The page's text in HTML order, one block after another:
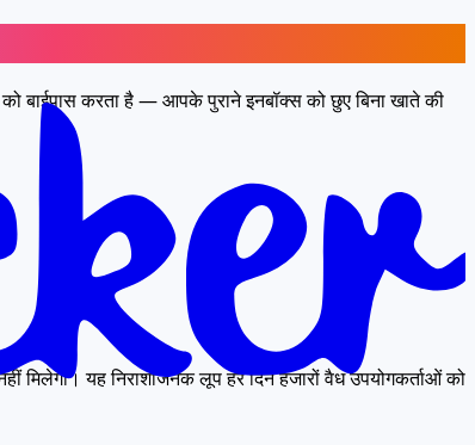
बाईपास करता है — आपके पुराने इनबॉक्स को छुए बिना खाते की
यह निराशाजनक लूप हर दिन हजारों वैध उपयोगकर्ताओं को